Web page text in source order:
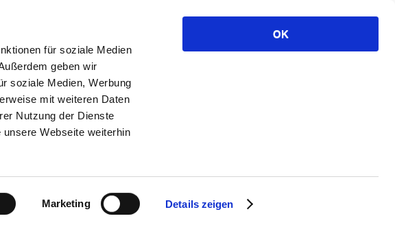
für soziale Medien
geben wir
soziale Medien, Werbung
mit weiteren Daten
Nutzung der Dienste
Webseite weiterhin
Marketing Details zeigen
OK
Telefon 09941 - 9429 0
Apothekenkosmetik
Kosmetik-Behandlungen
eRezept